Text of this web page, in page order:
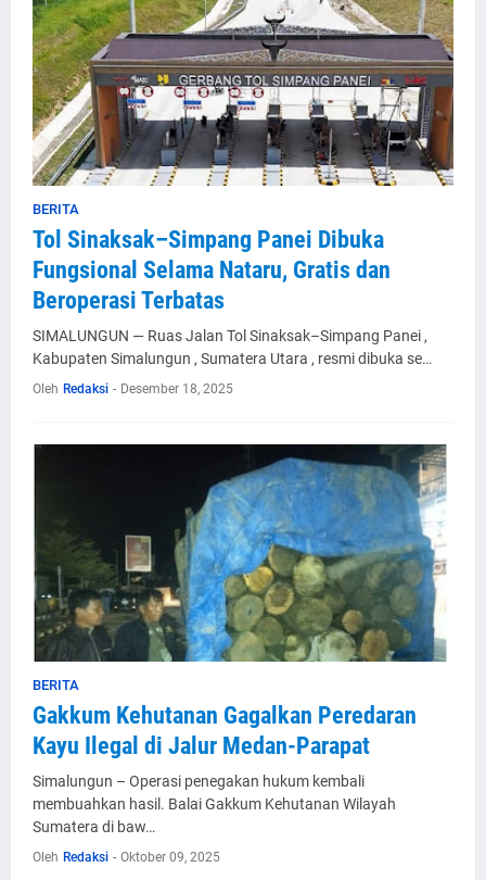
BERITA
Tol Sinaksak–Simpang Panei Dibuka
Fungsional Selama Nataru, Gratis dan
Beroperasi Terbatas
SIMALUNGUN — Ruas Jalan Tol Sinaksak–Simpang Panei ,
Kabupaten Simalungun , Sumatera Utara , resmi dibuka se…
Oleh Redaksi - Desember 18, 2025
BERITA
Gakkum Kehutanan Gagalkan Peredaran
Kayu Ilegal di Jalur Medan-Parapat
Simalungun – Operasi penegakan hukum kembali
membuahkan hasil. Balai Gakkum Kehutanan Wilayah
Sumatera di baw…
Oleh Redaksi - Oktober 09, 2025